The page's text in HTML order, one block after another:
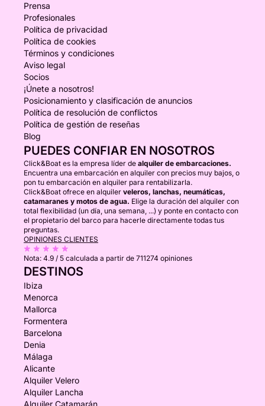
Prensa
Profesionales
Política de privacidad
Política de cookies
Términos y condiciones
Aviso legal
Socios
¡Únete a nosotros!
Posicionamiento y clasificación de anuncios
Política de resolución de conflictos
Política de gestión de reseñas
Blog
PUEDES CONFIAR EN NOSOTROS
Click&Boat es la empresa líder de alquiler de embarcaciones.
Encuentra una embarcación en alquiler con precios muy bajos, o
pon tu embarcación en alquiler para rentabilizarla.
Click&Boat ofrece en alquiler veleros, lanchas, neumáticas,
catamaranes y motos de agua. Elige la duración del alquiler con
total flexibilidad (un día, una semana, ...) y ponte en contacto con
el propietario del barco para hacerle directamente todas tus
preguntas.
OPINIONES CLIENTES
Nota: 4.9 / 5 calculada a partir de 711274 opiniones
DESTINOS
Ibiza
Menorca
Mallorca
Formentera
Barcelona
Denia
Málaga
Alicante
Alquiler Velero
Alquiler Lancha
Alquiler Catamarán